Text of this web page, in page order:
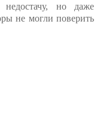
но даже
не могли поверить